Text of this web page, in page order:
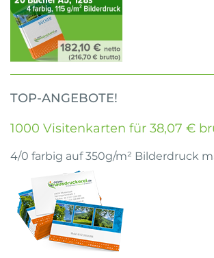
TOP-ANGEBOTE!
1000 Visitenkarten für 38,07 €
4/0 farbig auf 350g/m² Bilderdruck